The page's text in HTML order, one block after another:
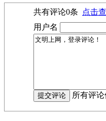
共有评论0条
点击
用户名
所有评